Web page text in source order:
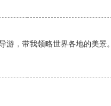
游，带我领略世界各地的美景。